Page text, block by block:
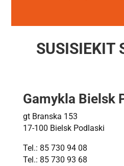
SUSISIEKIT
Gamykla Bielsk
gt Branska 153
17-100 Bielsk Podlaski
Tel.: 85 730 94 08
Tel.: 85 730 93 68